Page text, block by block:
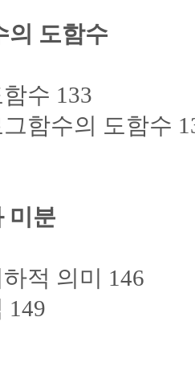
의 도함수
수 133
함수의 도함수
미분
적 의미 146
149